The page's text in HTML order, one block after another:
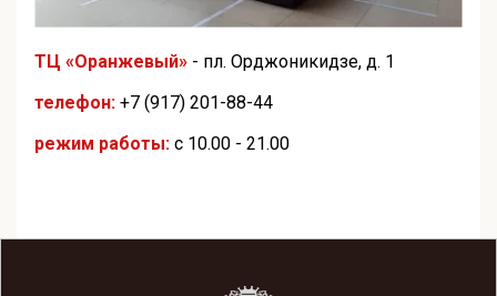
ТЦ «Оранжевый» - пл. Орджоникидзе, д. 1
телефон: +7 (917) 201-88-44
режим работы: с 10.00 - 21.00